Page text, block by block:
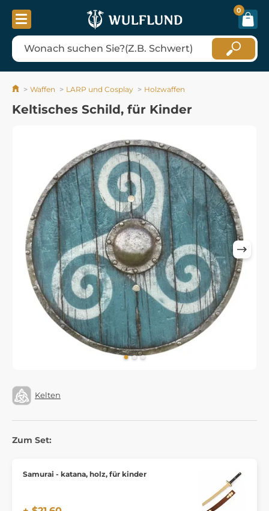
0
Waffen LARP und Cosplay Holzwaffen
Keltisches Schild, für Kinder
Kelten
Zum Set:
Samurai - katana, holz, für kinder